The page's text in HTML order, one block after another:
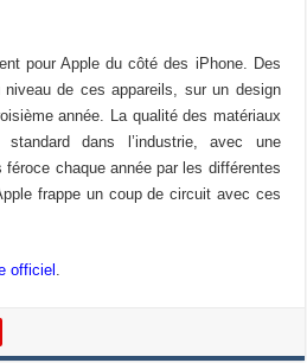
pour Apple du côté des iPhone. Des
de ces appareils, sur un design
année. La qualité des matériaux
dans l’industrie, avec une
chaque année par les différentes
frappe un coup de circuit avec ces
officiel